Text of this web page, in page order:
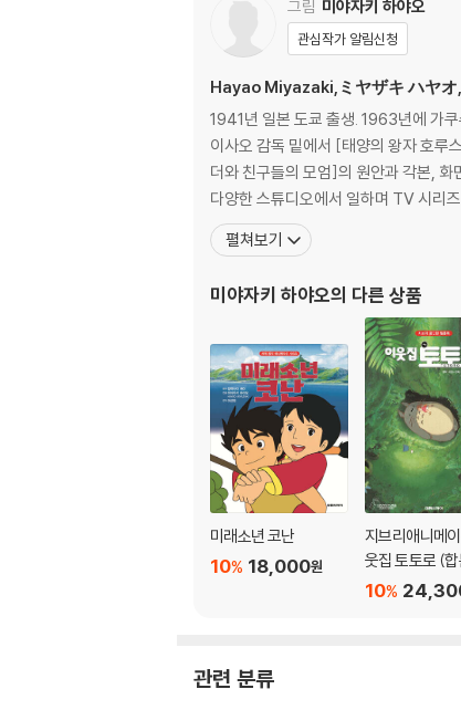
그림 미야자키 하야오
관심작가 알림신청
Hayao Miyazaki,ミヤザキ ハヤ
1941년 일본 도쿄 출생. 1963년에 가
이사오 감독 밑에서 [태양의 왕자 호루
더와 친구들의 모엄]의 원안과 각본,
다양한 스튜디오에서 일하며 TV 시리
펼쳐보기
미야자키 하야오의 다른 상품
미래소년 코난
18,000원
10%
지브리애니메
웃집 토토로 (
10%
관련 분류